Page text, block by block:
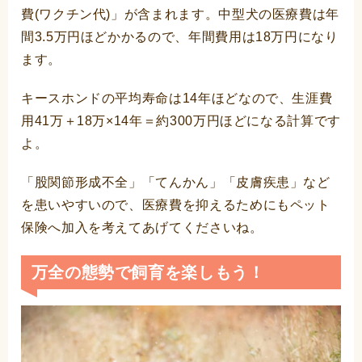
費(ワクチン代)」が含まれます。中型犬の医療費は年
間3.5万円ほどかかるので、年間費用は18万円になり
ます。
キースホンドの平均寿命は14年ほどなので、生涯費
用41万＋18万×14年＝約300万円ほどになる計算です
よ。
「股関節形成不全」「てんかん」「皮膚疾患」など
を患いやすいので、医療費を抑えるためにもペット
保険へ加入を考えてあげてくださいね。
万全の態勢で飼育を楽しもう！